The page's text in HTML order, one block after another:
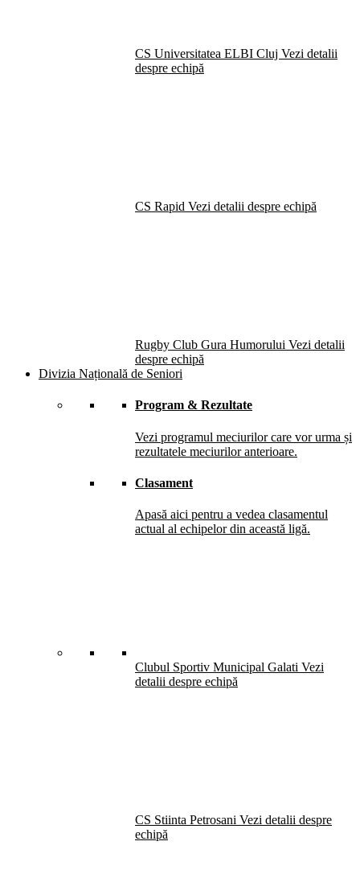
CS Universitatea ELBI Cluj Vezi detalii
despre echipă
CS Rapid Vezi detalii despre echipă
Rugby Club Gura Humorului Vezi detalii
despre echipă
Divizia Națională de Seniori
Program & Rezultate
Vezi programul meciurilor care vor urma și
rezultatele meciurilor anterioare.
Clasament
Apasă aici pentru a vedea clasamentul
actual al echipelor din această ligă.
Clubul Sportiv Municipal Galati Vezi
detalii despre echipă
CS Stiinta Petrosani Vezi detalii despre
echipă